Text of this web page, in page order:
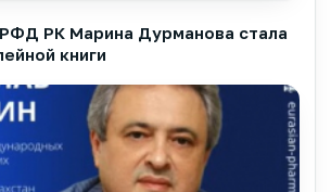
РК Марина Дурманова стала
книги